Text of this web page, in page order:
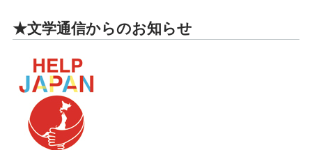
★文学通信からのお知らせ